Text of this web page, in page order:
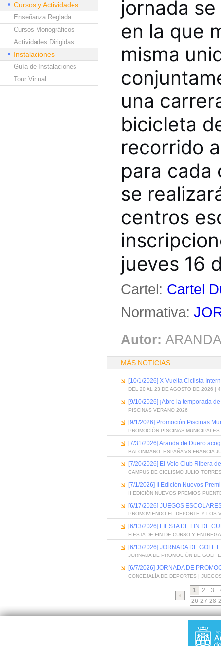
Cursos y Actividades
Enseñanza Reglada
Cursos Monográficos
Actividades Dirigidas
Instalaciones
Guía de Instalaciones
Tour Virtual
jornada
en la que
misma
una
bicicleta
recorrido
para cada
se
centros
jueves 16
Cartel: Cartel
Normativa:
Autor:
MÁS NOTICIAS
[10/1/2026] X Vuelta Ciclista
DEL 20 AL 23 DE AGOSTO DE 2026 | 4
[9/10/2026] ¡Abre la temporada
PISCINAS VERANO 2026
[9/1/2026] Promoción Piscinas
PROMOCIÓN PISCINAS
[7/31/2026] Aranda de Duero
BALONMANO: ESPAÑA VS FRANCIA
[7/20/2026] El Velo Club Ribera
CAMPUS DE CICLISMO JULIO
[7/1/2026] II Edición Nuevos
II EDICIÓN NUEVOS PREMIOS
[6/17/2026] JUEGOS
PROMOVIENDO EL DEPORTE Y LOS
[6/13/2026] FIESTA DE FIN DE
FIESTA DE FIN DE CURSO Y
[6/13/2026] JORNADA DE GOLF
JORNADA DE PROMOCIÓN DE GOLF
[6/7/2026] JORNADA DE
CONCEJALÍA DE DEPORTES |
1 2 3
26 27 28